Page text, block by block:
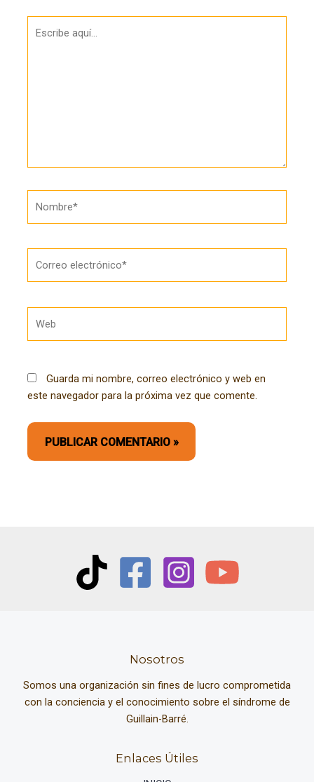
aquí...
Guarda mi nombre, correo electrónico y web en
este navegador para la próxima vez que comente.
Nosotros
Somos una organización sin fines de lucro comprometida
con la conciencia y el conocimiento sobre el síndrome de
Guillain-Barré.
Enlaces Útiles